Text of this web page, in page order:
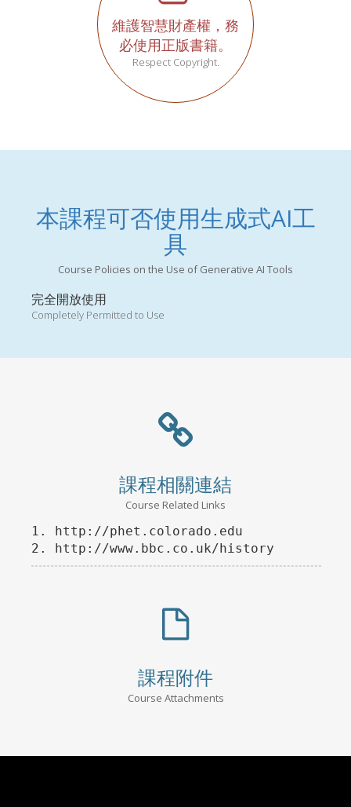
維護智慧財產權，務
必使用正版書籍。
Respect Copyright.
本課程可否使用生成式AI工
具
Course Policies on the Use of Generative AI Tools
完全開放使用
Completely Permitted to Use
課程相關連結
Course Related Links
1. http://phet.colorado.edu
2. http://www.bbc.co.uk/history
課程附件
Course Attachments